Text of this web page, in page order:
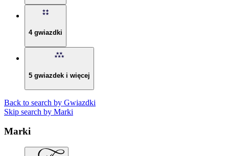
4 gwiazdki
5 gwiazdek i więcej
Back to search by Gwiazdki
Skip search by Marki
Marki